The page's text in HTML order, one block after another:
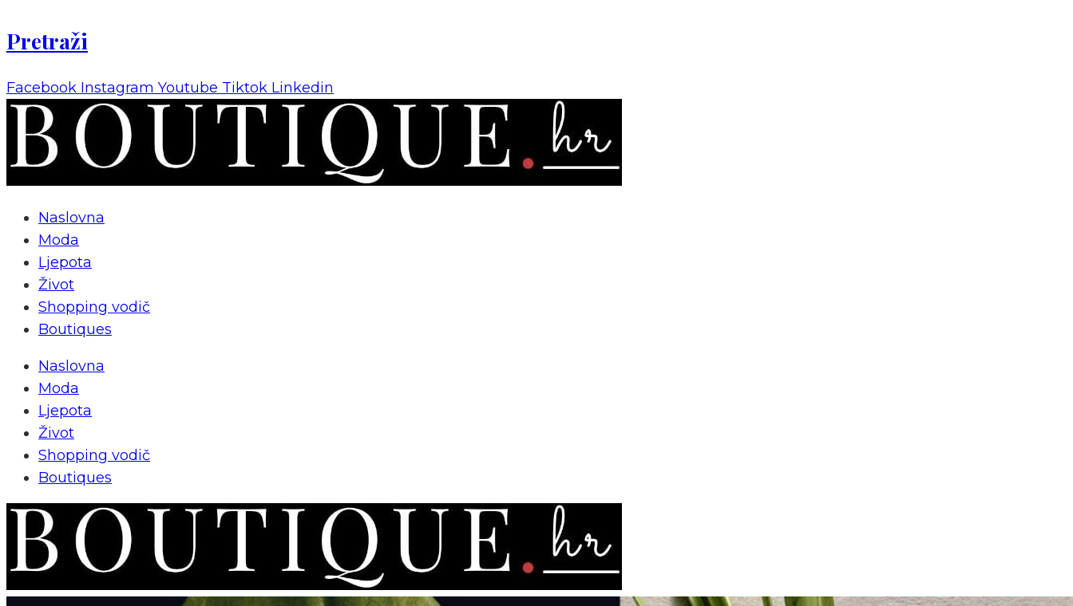
Pretraži
Facebook Instagram Youtube Tiktok Linkedin
Naslovna
Moda
Ljepota
Život
Shopping vodič
Boutiques
Naslovna
Moda
Ljepota
Život
Shopping vodič
Boutiques